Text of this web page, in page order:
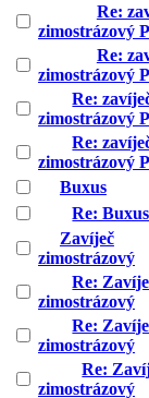
Re:
zimostrázový
Re:
zimostrázový
Re:
zimostrázový
Re:
zimostrázový
Buxus
Re: Buxus
Zavíječ
zimostrázový
Re:
zimostrázový
Re:
zimostrázový
Re:
zimostrázový